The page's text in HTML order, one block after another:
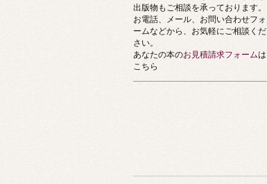
出版物もご相談を承っております。
お電話、メール、お問い合わせフォ
ームなどから、お気軽にご相談くだ
さい。
あなたの本のお見積請求フォームは
こちら